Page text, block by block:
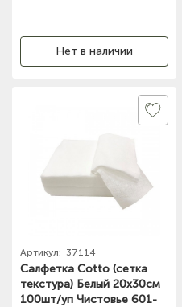
Нет в наличии
Артикул: 37114
Салфетка Cotto (сетка
текстура) Белый 20х30см
100шт/уп Чистовье 601-